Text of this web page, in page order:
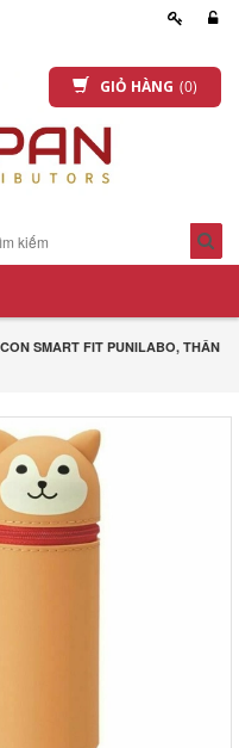
GIỎ HÀNG (0)
SMART FIT PUNILABO, THÂN